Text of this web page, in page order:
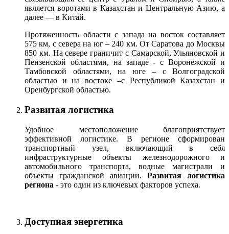
является воротами в Казахстан и Центральную Азию, а
далее — в Китай.
Протяженность области с запада на восток составляет
575 км, с севера на юг – 240 км. От Саратова до Москвы
850 км. На севере граничит с Самарской, Ульяновской и
Пензенской областями, на западе - с Воронежской и
Тамбовской областями, на юге – с Волгоградской
областью и на востоке –с Республикой Казахстан и
Оренбургской областью.
Развитая логистика
Удобное местоположение благоприятствует
эффективной логистике. В регионе сформирован
транспортный узел, включающий в себя
инфраструктурные объекты железнодорожного и
автомобильного транспорта, водные магистрали и
объекты гражданской авиации. Развитая логистика
региона - это один из ключевых факторов успеха.
Доступная энергетика